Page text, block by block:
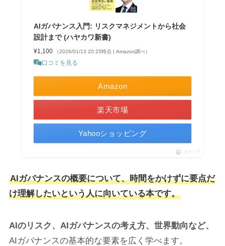
AIガバナンス入門: リスクマネジメントから社会
設計まで (ハヤカワ新書)
¥1,100 （2026/01/13 20:25時点 | Amazon調べ）
口コミを見る
Amazon
楽天市場
Yahooショッピング
ポチップ
AIガバナンスの概要について、時間をかけずに要点だ
け理解したいという人に向いている本です。
AIのリスク、AIガバナンスの考え方、世界動向など、
AIガバナンスの基本的な要素を広く学べます。